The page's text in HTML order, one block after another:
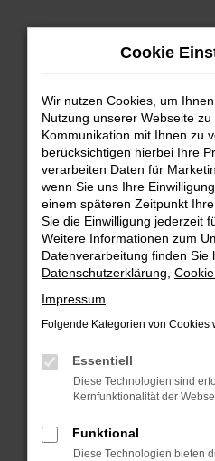
Zum
FEHLER:
Beim Laden ist ein Fehler
Hier sind ein paar Tipps,
Überprüfe deine
Internetverbindung.
Laden andere
Manche Erweiterungen,
verhindern. Funktioniert
anderen Browser oder
Cookie
Wir nutzen Cookies, um
Nutzung unserer Webseite
Kommunikation mit Ihnen zu
berücksichtigen hierbei Ihre
verarbeiten Daten für
wenn Sie uns Ihre
einem späteren Zeitpunkt
Sie die Einwilligung jederzeit
Weitere Informationen zum
Datenverarbeitung finden Sie
Datenschutzerklärung
Impressum
Folgende Kategorien von Cookies
Essentiell
Diese Technologien sind
Kernfunktionalität der
Funktional
Diese Technologien bieten